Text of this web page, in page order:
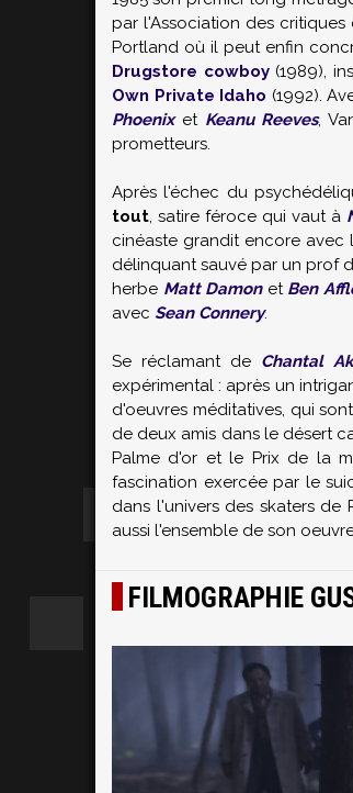
par l'Association des
Portland où il peut enfin
Drugstore cowboy(1989),
Own Private Idaho (1992).
Phoenixet Keanu Reeves,
prometteurs.
Après l'échec du
tout, satire féroce qui vaut à
cinéaste grandit encore
délinquant sauvé par un prof
herbe Matt Damonet Ben
avec Sean Connery.
Se réclamant de Chantal
expérimental : après un
d'oeuvres méditatives, qui
de deux amis dans le désert
Palme d'or et le Prix de la
fascination exercée par le
dans l'univers des skaters de
aussi l'ensemble de son
FILMOGRAPHIE